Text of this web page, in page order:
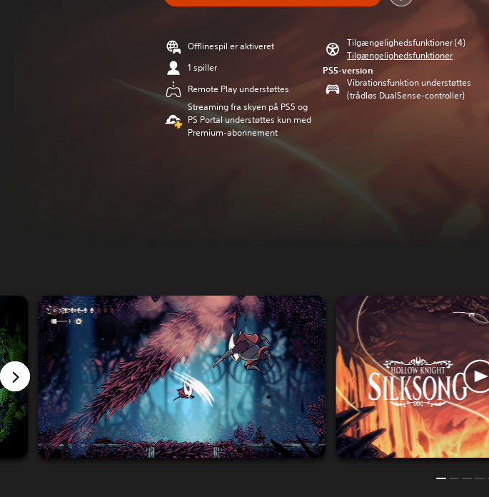
Offlinespil er aktiveret
1 spiller
Remote Play understøttes
Streaming fra skyen på PS5 og
PS Portal understøttes kun med
Premium-abonnement
Tilgængelighedsfunktioner (4)
Tilgængelighedsfunktioner
PS5-version
Vibrationsfunktion understøttes
(trådløs DualSense-controller)